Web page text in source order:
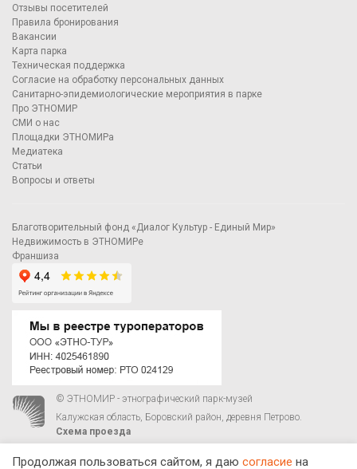
Отзывы посетителей
Правила бронирования
Вакансии
Карта парка
Техническая поддержка
Согласие на обработку персональных данных
Санитарно-эпидемиологические мероприятия в парке
Про ЭТНОМИР
СМИ о нас
Площадки ЭТНОМИРа
Медиатека
Статьи
Вопросы и ответы
Благотворительный фонд «Диалог Культур - Единый Мир»
Недвижимость в ЭТНОМИРе
Франшиза
© ЭТНОМИР - этнографический парк-музей
Калужская область, Боровский район, деревня Петрово.
Схема проезда
Продолжая пользоваться сайтом, я даю согласие на